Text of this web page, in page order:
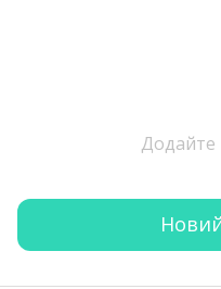
Додайте